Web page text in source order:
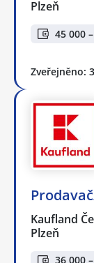
Plzeň
45 000
Zveřejněno:
Kaufland
Plzeň
36 000